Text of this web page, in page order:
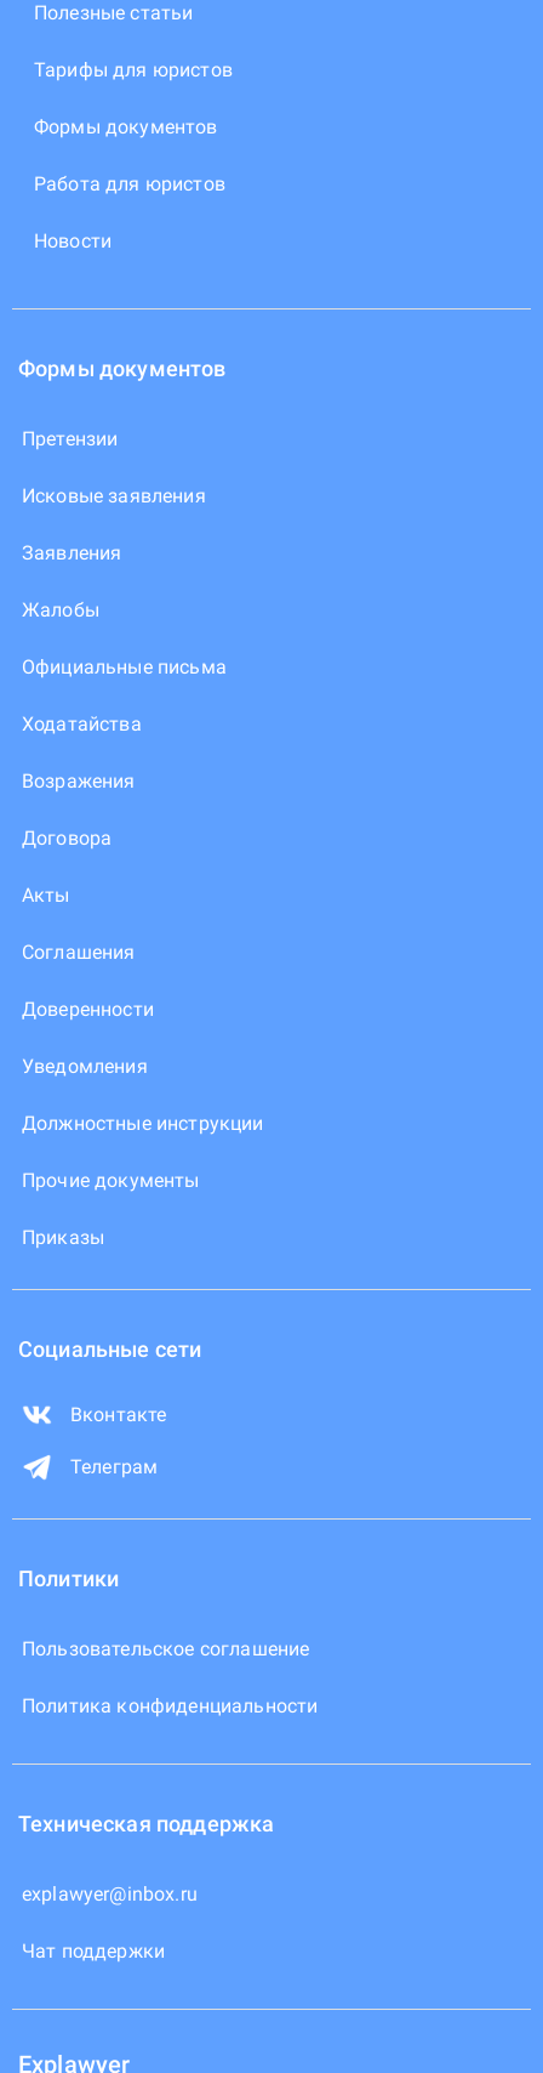
Полезные статьи
Тарифы для юристов
Формы документов
Работа для юристов
Новости
Формы документов
Претензии
Исковые заявления
Заявления
Жалобы
Официальные письма
Ходатайства
Возражения
Договора
Акты
Соглашения
Доверенности
Уведомления
Должностные инструкции
Прочие документы
Приказы
Социальные сети
Вконтакте
Телеграм
Политики
Пользовательское соглашение
Политика конфиденциальности
Техническая поддержка
explawyer@inbox.ru
Чат поддержки
Explawyer